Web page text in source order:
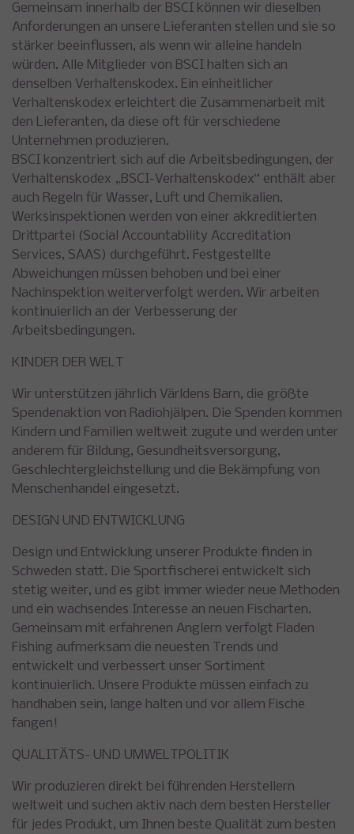
Gemeinsam innerhalb der BSCI können wir dieselben
Anforderungen an unsere Lieferanten stellen und sie so
stärker beeinflussen, als wenn wir alleine handeln
würden. Alle Mitglieder von BSCI halten sich an
denselben Verhaltenskodex. Ein einheitlicher
Verhaltenskodex erleichtert die Zusammenarbeit mit
den Lieferanten, da diese oft für verschiedene
Unternehmen produzieren.
BSCI konzentriert sich auf die Arbeitsbedingungen, der
Verhaltenskodex „BSCI-Verhaltenskodex“ enthält aber
auch Regeln für Wasser, Luft und Chemikalien.
Werksinspektionen werden von einer akkreditierten
Drittpartei (Social Accountability Accreditation
Services, SAAS) durchgeführt. Festgestellte
Abweichungen müssen behoben und bei einer
Nachinspektion weiterverfolgt werden. Wir arbeiten
kontinuierlich an der Verbesserung der
Arbeitsbedingungen.
KINDER DER WELT
Wir unterstützen jährlich Världens Barn, die größte
Spendenaktion von Radiohjälpen. Die Spenden kommen
Kindern und Familien weltweit zugute und werden unter
anderem für Bildung, Gesundheitsversorgung,
Geschlechtergleichstellung und die Bekämpfung von
Menschenhandel eingesetzt.
DESIGN UND ENTWICKLUNG
Design und Entwicklung unserer Produkte finden in
Schweden statt. Die Sportfischerei entwickelt sich
stetig weiter, und es gibt immer wieder neue Methoden
und ein wachsendes Interesse an neuen Fischarten.
Gemeinsam mit erfahrenen Anglern verfolgt Fladen
Fishing aufmerksam die neuesten Trends und
entwickelt und verbessert unser Sortiment
kontinuierlich. Unsere Produkte müssen einfach zu
handhaben sein, lange halten und vor allem Fische
fangen!
QUALITÄTS- UND UMWELTPOLITIK
Wir produzieren direkt bei führenden Herstellern
weltweit und suchen aktiv nach dem besten Hersteller
für jedes Produkt, um Ihnen beste Qualität zum besten